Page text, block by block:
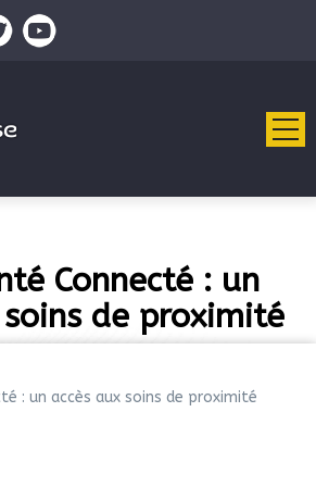
Connecté : un
de proximité
: un accès aux soins de proximité